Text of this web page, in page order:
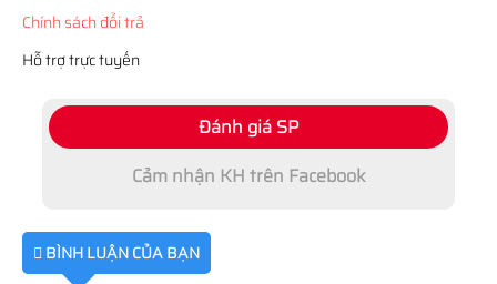
Chính sách đổi trả
Hỗ trợ trực tuyến
Đánh giá SP
Cảm nhận KH trên Facebook
BÌNH LUẬN CỦA BẠN